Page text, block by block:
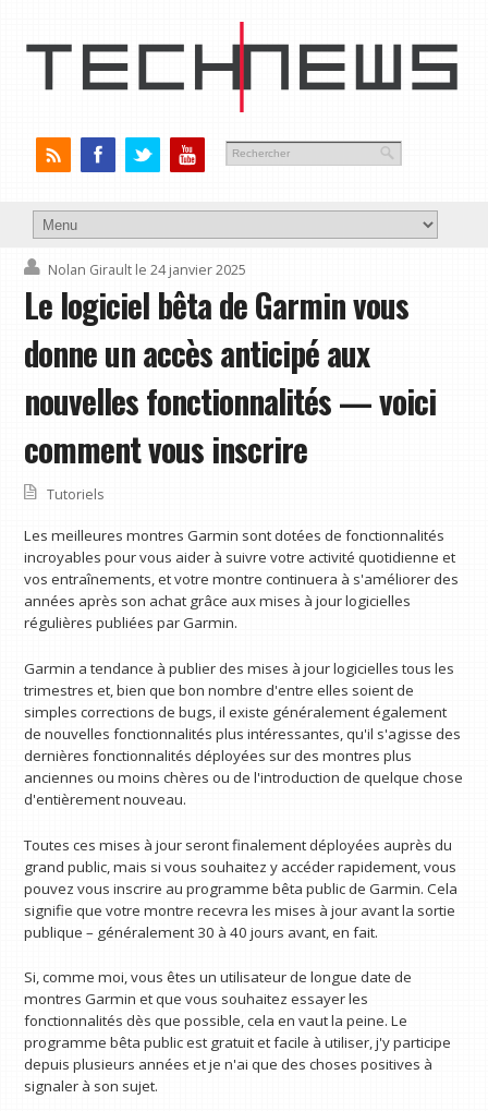
Nolan Girault le 24 janvier 2025
Le logiciel bêta de Garmin vous
donne un accès anticipé aux
nouvelles fonctionnalités — voici
comment vous inscrire
Tutoriels
Les meilleures montres Garmin sont dotées de fonctionnalités
incroyables pour vous aider à suivre votre activité quotidienne et
vos entraînements, et votre montre continuera à s'améliorer des
années après son achat grâce aux mises à jour logicielles
régulières publiées par Garmin.
Garmin a tendance à publier des mises à jour logicielles tous les
trimestres et, bien que bon nombre d'entre elles soient de
simples corrections de bugs, il existe généralement également
de nouvelles fonctionnalités plus intéressantes, qu'il s'agisse des
dernières fonctionnalités déployées sur des montres plus
anciennes ou moins chères ou de l'introduction de quelque chose
d'entièrement nouveau.
Toutes ces mises à jour seront finalement déployées auprès du
grand public, mais si vous souhaitez y accéder rapidement, vous
pouvez vous inscrire au programme bêta public de Garmin. Cela
signifie que votre montre recevra les mises à jour avant la sortie
publique – généralement 30 à 40 jours avant, en fait.
Si, comme moi, vous êtes un utilisateur de longue date de
montres Garmin et que vous souhaitez essayer les
fonctionnalités dès que possible, cela en vaut la peine. Le
programme bêta public est gratuit et facile à utiliser, j'y participe
depuis plusieurs années et je n'ai que des choses positives à
signaler à son sujet.